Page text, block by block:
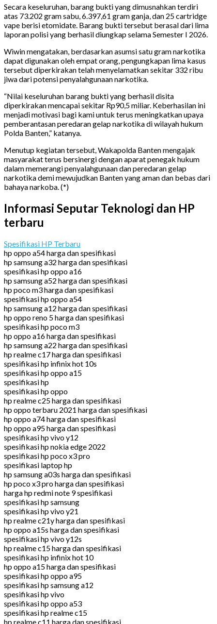
Secara keseluruhan, barang bukti yang dimusnahkan terdiri
atas 73.202 gram sabu, 6.397,61 gram ganja, dan 25 cartridge
vape berisi etomidate. Barang bukti tersebut berasal dari lima
laporan polisi yang berhasil diungkap selama Semester I 2026.
Wiwin mengatakan, berdasarkan asumsi satu gram narkotika
dapat digunakan oleh empat orang, pengungkapan lima kasus
tersebut diperkirakan telah menyelamatkan sekitar 332 ribu
jiwa dari potensi penyalahgunaan narkotika.
“Nilai keseluruhan barang bukti yang berhasil disita
diperkirakan mencapai sekitar Rp90,5 miliar. Keberhasilan ini
menjadi motivasi bagi kami untuk terus meningkatkan upaya
pemberantasan peredaran gelap narkotika di wilayah hukum
Polda Banten,” katanya.
Menutup kegiatan tersebut, Wakapolda Banten mengajak
masyarakat terus bersinergi dengan aparat penegak hukum
dalam memerangi penyalahgunaan dan peredaran gelap
narkotika demi mewujudkan Banten yang aman dan bebas dari
bahaya narkoba. (*)
Informasi Seputar Teknologi dan HP
terbaru
Spesifikasi HP Terbaru
hp oppo a54 harga dan spesifikasi
hp samsung a32 harga dan spesifikasi
spesifikasi hp oppo a16
hp samsung a52 harga dan spesifikasi
hp poco m3 harga dan spesifikasi
spesifikasi hp oppo a54
hp samsung a12 harga dan spesifikasi
hp oppo reno 5 harga dan spesifikasi
spesifikasi hp poco m3
hp oppo a16 harga dan spesifikasi
hp samsung a22 harga dan spesifikasi
hp realme c17 harga dan spesifikasi
spesifikasi hp infinix hot 10s
spesifikasi hp oppo a15
spesifikasi hp
spesifikasi hp oppo
hp realme c25 harga dan spesifikasi
hp oppo terbaru 2021 harga dan spesifikasi
hp oppo a74 harga dan spesifikasi
hp oppo a95 harga dan spesifikasi
spesifikasi hp vivo y12
spesifikasi hp nokia edge 2022
spesifikasi hp poco x3 pro
spesifikasi laptop hp
hp samsung a03s harga dan spesifikasi
hp poco x3 pro harga dan spesifikasi
harga hp redmi note 9 spesifikasi
spesifikasi hp samsung
spesifikasi hp vivo y21
hp realme c21y harga dan spesifikasi
hp oppo a15s harga dan spesifikasi
spesifikasi hp vivo y12s
hp realme c15 harga dan spesifikasi
spesifikasi hp infinix hot 10
hp oppo a15 harga dan spesifikasi
spesifikasi hp oppo a95
spesifikasi hp samsung a12
spesifikasi hp vivo
spesifikasi hp oppo a53
spesifikasi hp realme c15
hp realme c11 harga dan spesifikasi